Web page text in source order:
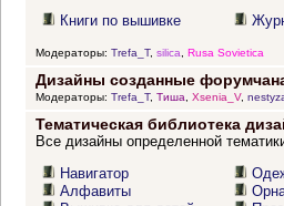
Книги по вышивке
Модераторы: Trefa_T, silica Rusa Sovietica
Дизайны созданные
Модераторы: Trefa_T, Тиша, Xsenia_V,
Тематическая библиотека
Все дизайны определенной
Навигатор
Алфавиты